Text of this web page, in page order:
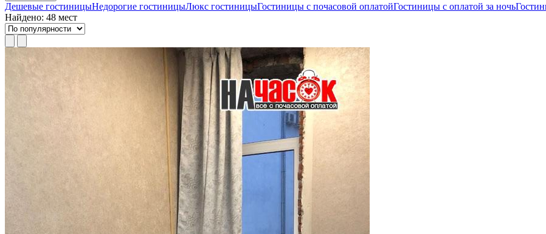
Дешевые гостиницыНедорогие гостиницыЛюкс гостиницыГостиницы c почасовой оплатойГостиницы с оплатой за ночь
Найдено: 48 мест